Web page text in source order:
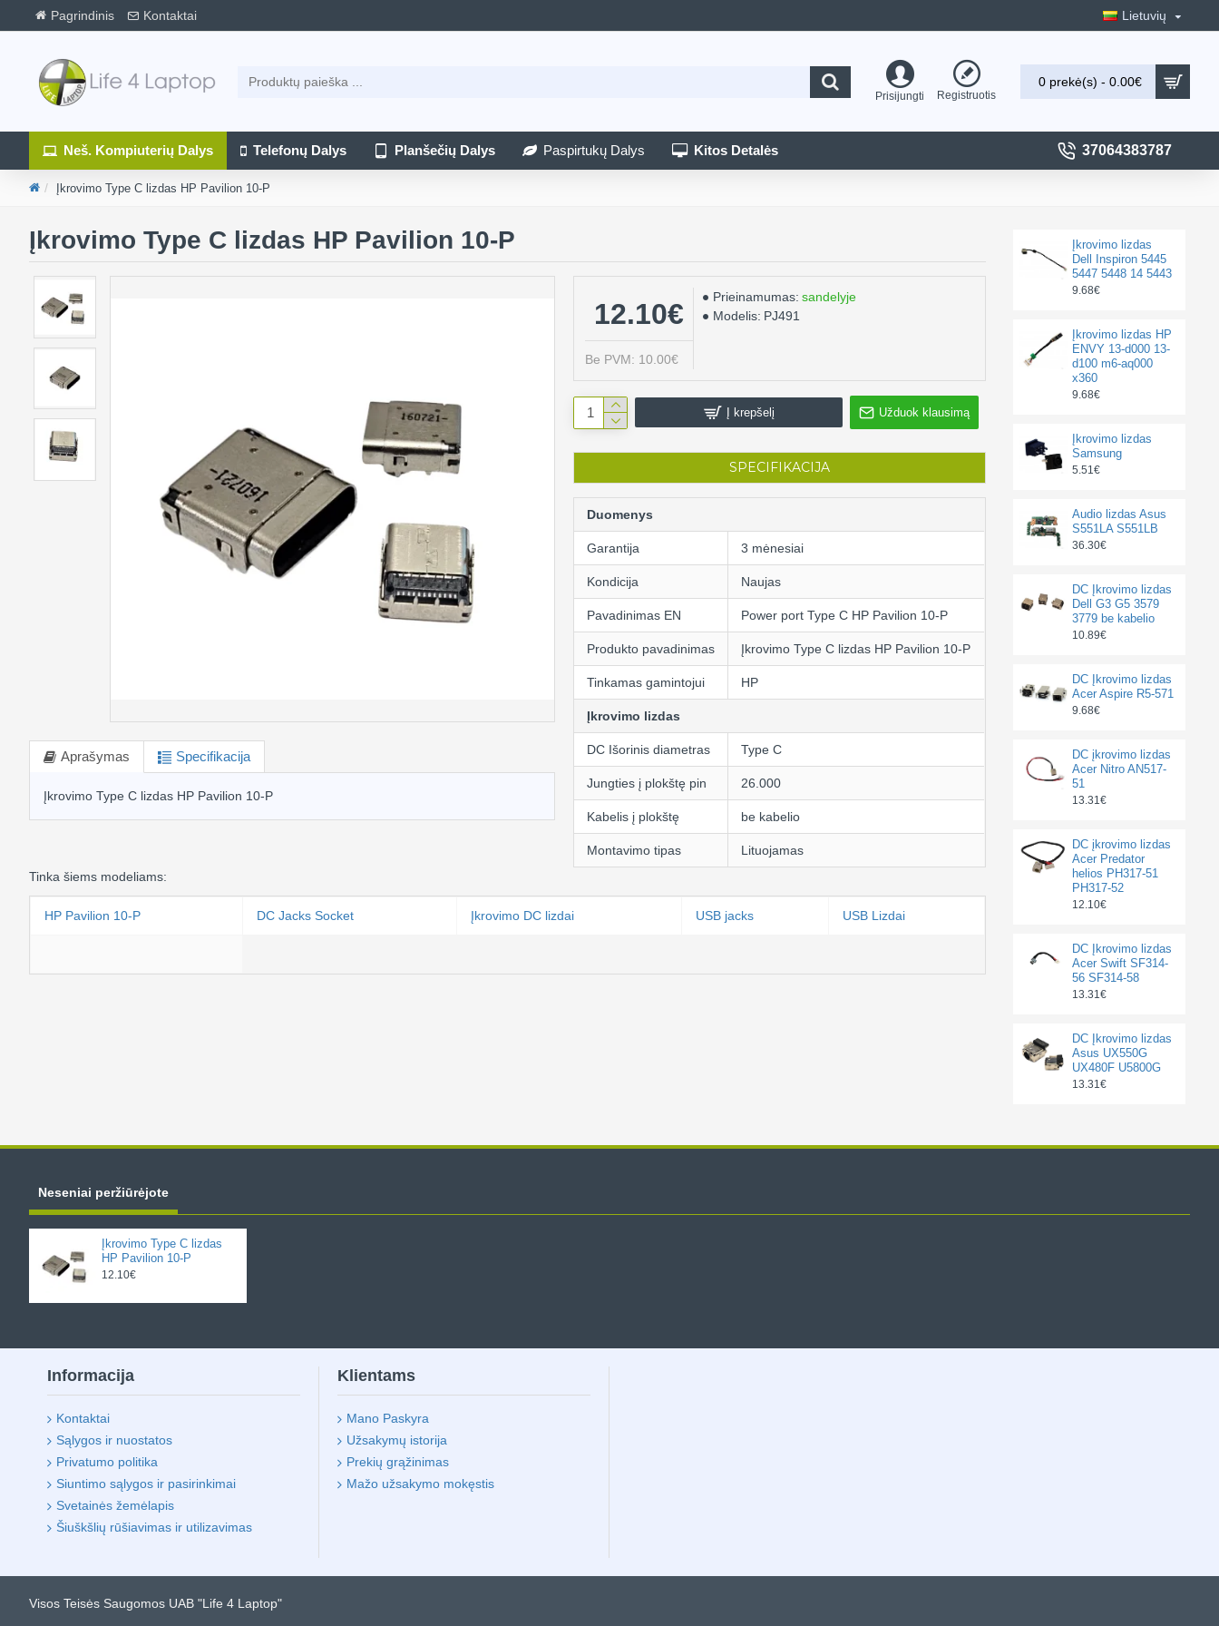
Pagrindinis Kontaktai Lietuvių
Prisijungti Registruotis
0 prekė(s) - 0.00€
Neš. Kompiuterių Dalys Telefonų Dalys Planšečių Dalys Paspirtukų Dalys Kitos Detalės 37064383787
Įkrovimo Type C lizdas HP Pavilion 10-P
Įkrovimo Type C lizdas HP Pavilion 10-P
Aprašymas Specifikacija
Įkrovimo Type C lizdas HP Pavilion 10-P
12.10€
Be PVM: 10.00€
Prieinamumas: sandelyje
Modelis: PJ491
Į krepšelį Užduok klausimą
SPECIFIKACIJA
Duomenys
Garantija 3 mėnesiai
Kondicija Naujas
Pavadinimas EN Power port Type C HP Pavilion 10-P
Produkto pavadinimas Įkrovimo Type C lizdas HP Pavilion 10-P
Tinkamas gamintojui HP
Įkrovimo lizdas
DC Išorinis diametras Type C
Jungties į plokštę pin 26.000
Kabelis į plokštę be kabelio
Montavimo tipas
Lituojamas
Tinka šiems modeliams:
HP Pavilion 10-P DC Jacks Socket Įkrovimo DC lizdai USB jacks USB Lizdai
Įkrovimo lizdas
Dell Inspiron 5445
5447 5448 14 5443
9.68€
Įkrovimo lizdas HP
ENVY 13-d000 13-
d100 m6-aq000
x360
9.68€
Įkrovimo lizdas
Samsung
5.51€
Audio lizdas Asus
S551LA S551LB
36.30€
DC Įkrovimo lizdas
Dell G3 G5 3579
3779 be kabelio
10.89€
DC Įkrovimo lizdas
Acer Aspire R5-571
9.68€
DC įkrovimo lizdas
Acer Nitro AN517-
51
13.31€
DC įkrovimo lizdas
Acer Predator
helios PH317-51
PH317-52
12.10€
DC Įkrovimo lizdas
Acer Swift SF314-
56 SF314-58
13.31€
DC Įkrovimo lizdas
Asus UX550G
UX480F U5800G
13.31€
Neseniai peržiūrėjote
Įkrovimo Type C lizdas
HP Pavilion 10-P
12.10€
Informacija
Kontaktai
Sąlygos ir nuostatos
Privatumo politika
Siuntimo sąlygos ir pasirinkimai
Svetainės žemėlapis
Šiuškšlių rūšiavimas ir utilizavimas
Klientams
Mano Paskyra
Užsakymų istorija
Prekių grąžinimas
Mažo užsakymo mokęstis
Visos Teisės Saugomos UAB "Life 4 Laptop"